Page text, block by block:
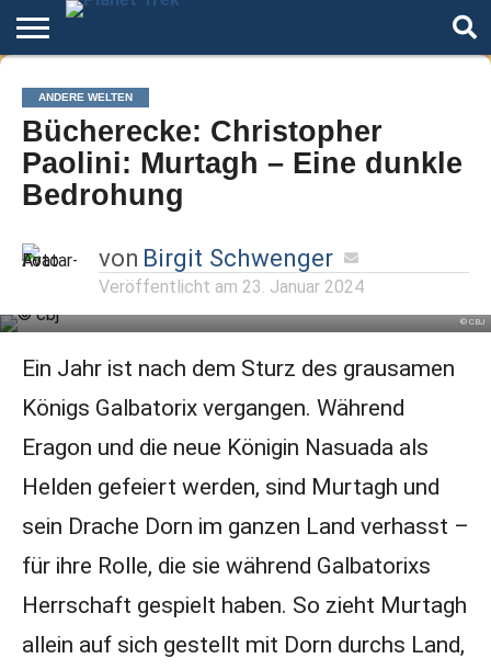
Home
Der
Podcast
Über
Star
Trek
Artikel
Andere
Welten
Autoren
Night
Mode
ANDERE WELTEN
Bücherecke: Christopher
Paolini: Murtagh – Eine dunkle
Bedrohung
von Birgit Schwenger
Veröffentlicht am 23. Januar 2024
© CBJ
Ein Jahr ist nach dem Sturz des grausamen
Königs Galbatorix vergangen. Während
Eragon und die neue Königin Nasuada als
Helden gefeiert werden, sind Murtagh und
sein Drache Dorn im ganzen Land verhasst –
für ihre Rolle, die sie während Galbatorixs
Herrschaft gespielt haben. So zieht Murtagh
allein auf sich gestellt mit Dorn durchs Land,